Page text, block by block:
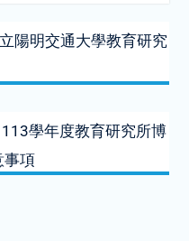
陽明交通大學教育研究
學年度教育研究所博
事項